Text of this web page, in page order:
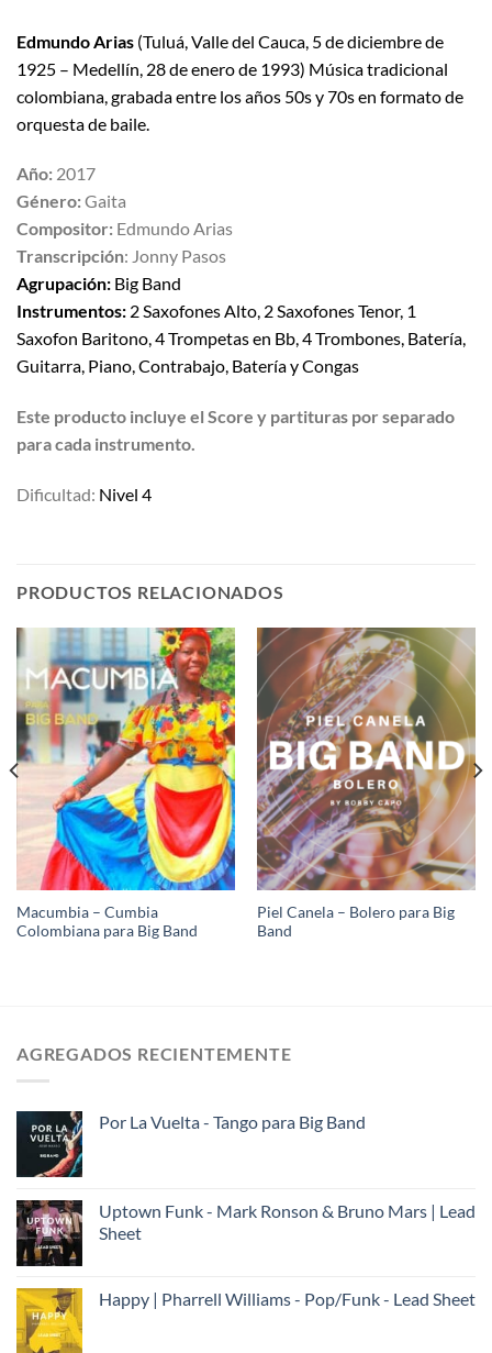
Edmundo Arias (Tuluá, Valle del Cauca, 5 de diciembre de
1925 – Medellín, 28 de enero de 1993) Música tradicional
colombiana, grabada entre los años 50s y 70s en formato de
orquesta de baile.
Año: 2017
Género:Gaita
Compositor: Edmundo Arias
Transcripción: Jonny Pasos
Agrupación: Big Band
Instrumentos: 2 Saxofones Alto, 2 Saxofones Tenor, 1
Saxofon Baritono, 4 Trompetas en Bb, 4 Trombones, Batería,
Guitarra, Piano, Contrabajo, Batería y Congas
Este producto incluye el Score y partituras por separado
para cada instrumento.
Dificultad: Nivel 4
PRODUCTOS RELACIONADOS
Macumbia – Cumbia
Colombiana para Big Band
Piel Canela – Bolero para Big
Band
AGREGADOS RECIENTEMENTE
Por La Vuelta - Tango para Big Band
Uptown Funk - Mark Ronson & Bruno Mars | Lead
Sheet
Happy | Pharrell Williams - Pop/Funk - Lead Sheet